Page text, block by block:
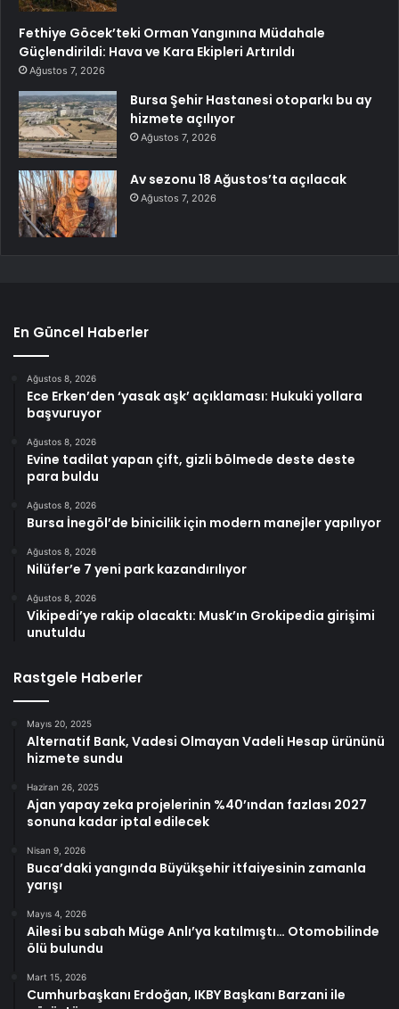
Fethiye Göcek’teki Orman Yangınına Müdahale
Güçlendirildi: Hava ve Kara Ekipleri Artırıldı
Ağustos 7, 2026
Bursa Şehir Hastanesi otoparkı bu ay
hizmete açılıyor
Ağustos 7, 2026
Av sezonu 18 Ağustos’ta açılacak
Ağustos 7, 2026
En Güncel Haberler
Ağustos 8, 2026
Ece Erken’den ‘yasak aşk’ açıklaması: Hukuki yollara
başvuruyor
Ağustos 8, 2026
Evine tadilat yapan çift, gizli bölmede deste deste
para buldu
Ağustos 8, 2026
Bursa İnegöl’de binicilik için modern manejler yapılıyor
Ağustos 8, 2026
Nilüfer’e 7 yeni park kazandırılıyor
Ağustos 8, 2026
Vikipedi’ye rakip olacaktı: Musk’ın Grokipedia girişimi
unutuldu
Rastgele Haberler
Mayıs 20, 2025
Alternatif Bank, Vadesi Olmayan Vadeli Hesap ürününü
hizmete sundu
Haziran 26, 2025
Ajan yapay zeka projelerinin %40’ından fazlası 2027
sonuna kadar iptal edilecek
Nisan 9, 2026
Buca’daki yangında Büyükşehir itfaiyesinin zamanla
yarışı
Mayıs 4, 2026
Ailesi bu sabah Müge Anlı’ya katılmıştı… Otomobilinde
ölü bulundu
Mart 15, 2026
Cumhurbaşkanı Erdoğan, IKBY Başkanı Barzani ile